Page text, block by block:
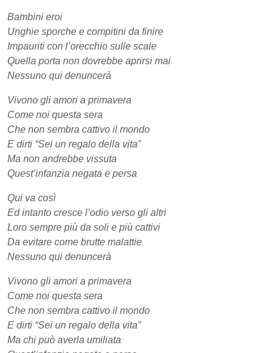
Bambini eroi
Unghie sporche e compitini da finire
Impauriti con l’orecchio sulle scale
Quella porta non dovrebbe aprirsi mai
Nessuno qui denuncerà
Vivono gli amori a primavera
Come noi questa sera
Che non sembra cattivo il mondo
E dirti “Sei un regalo della vita”
Ma non andrebbe vissuta
Quest’infanzia negata e persa
Qui va così
Ed intanto cresce l’odio verso gli altri
Loro sempre più da soli e più cattivi
Da evitare come brutte malattie
Nessuno qui denuncerà
Vivono gli amori a primavera
Come noi questa sera
Che non sembra cattivo il mondo
E dirti “Sei un regalo della vita”
Ma chi può averla umiliata